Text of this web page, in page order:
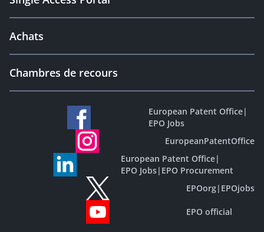
Achats
Chambres de recours
European Patent Office|
EPO Jobs
EuropeanPatentOffice
European Patent Office|
EPO Jobs| EPO Procurement
EPOorg| EPOjobs
EPO official